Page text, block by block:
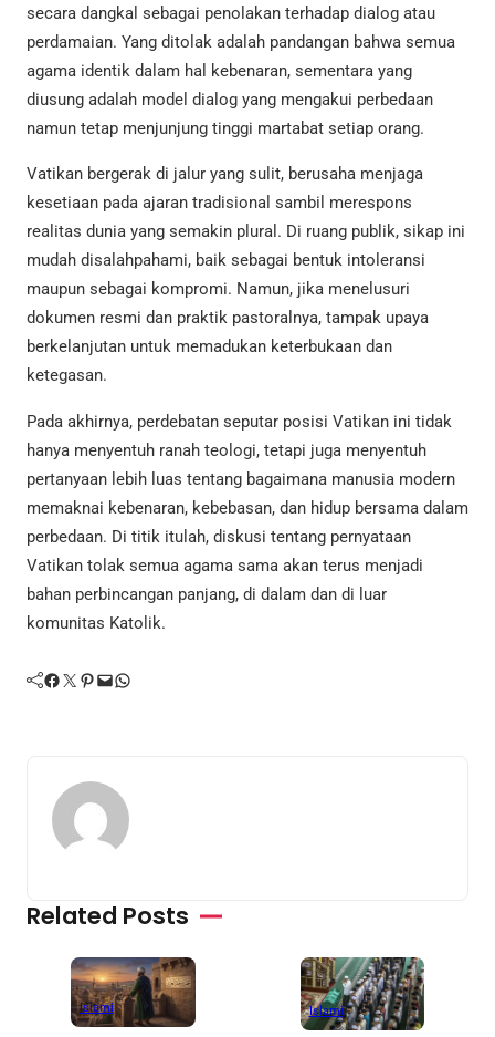
secara dangkal sebagai penolakan terhadap dialog atau
perdamaian. Yang ditolak adalah pandangan bahwa semua
agama identik dalam hal kebenaran, sementara yang
diusung adalah model dialog yang mengakui perbedaan
namun tetap menjunjung tinggi martabat setiap orang.
Vatikan bergerak di jalur yang sulit, berusaha menjaga
kesetiaan pada ajaran tradisional sambil merespons
realitas dunia yang semakin plural. Di ruang publik, sikap ini
mudah disalahpahami, baik sebagai bentuk intoleransi
maupun sebagai kompromi. Namun, jika menelusuri
dokumen resmi dan praktik pastoralnya, tampak upaya
berkelanjutan untuk memadukan keterbukaan dan
ketegasan.
Pada akhirnya, perdebatan seputar posisi Vatikan ini tidak
hanya menyentuh ranah teologi, tetapi juga menyentuh
pertanyaan lebih luas tentang bagaimana manusia modern
memaknai kebenaran, kebebasan, dan hidup bersama dalam
perbedaan. Di titik itulah, diskusi tentang pernyataan
Vatikan tolak semua agama sama akan terus menjadi
bahan perbincangan panjang, di dalam dan di luar
komunitas Katolik.
Facebook Twitter Pinterest Mail WhatsApp
Related Posts
Islami Islami